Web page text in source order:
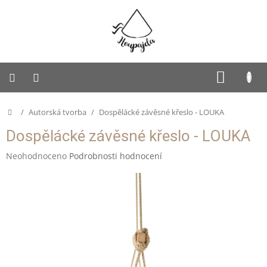
SUKNĚ
Dětská
Houpajda
Dospělácká
Domů
/ Autorská tvorba / Dospělácké závěsné křeslo - LOUKA
Dospělácké závěsné křeslo - LOUKA
Průměrné
Neohodnoceno Podrobnosti hodnocení